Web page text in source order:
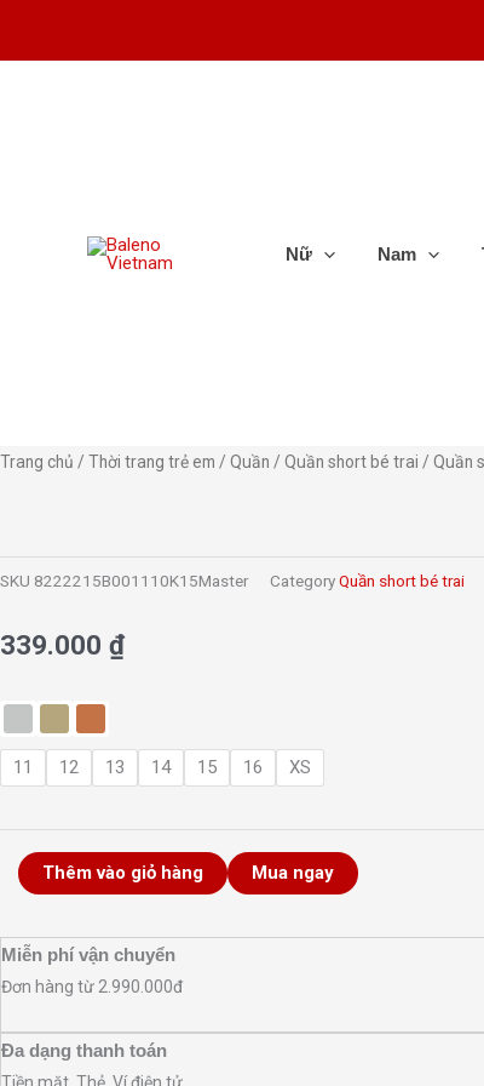
Nữ Nam
Trang chủ / Thời trang trẻ em / Quần / Quần short bé trai / Quần
SKU 8222215B001110K15Master CategoryQuần short bé trai
339.000 ₫
11 12 13 14 15 16 XS
Quần
trai
-
số
Thêm vào giỏ hàng Mua ngay
Miễn phí vận chuyển
Đơn hàng từ 2.990.000đ
Đa dạng thanh toán